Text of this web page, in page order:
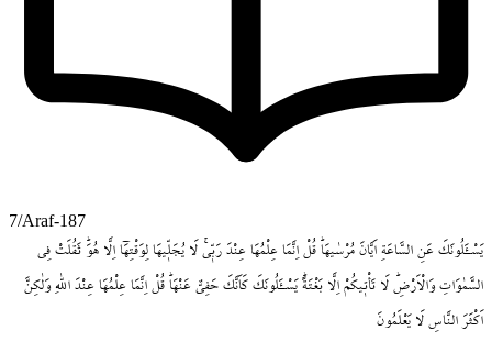
7/Araf-187
يَسْـَٔلُونَكَ عَنِ السَّاعَةِ اَيَّانَ مُرْسٰيهَاۜ قُلْ اِنَّمَا عِلْمُهَا عِنْدَ رَبّ۪يۚ لَا يُجَلّ۪يهَا لِوَقْتِهَٓا اِلَّا هُوَۜ ثَقُلَتْ فِي
السَّمٰوَاتِ وَالْاَرْضِۜ لَا تَأْت۪يكُمْ اِلَّا بَغْتَةًۜ يَسْـَٔلُونَكَ كَاَنَّكَ حَفِيٌّ عَنْهَاۜ قُلْ اِنَّمَا عِلْمُهَا عِنْدَ اللّٰهِ وَلٰكِنَّ
اَكْثَرَ النَّاسِ لَا يَعْلَمُونَ